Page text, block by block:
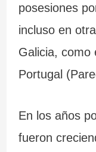
posesiones
incluso en
Galicia, como
Portugal
En los años
fueron